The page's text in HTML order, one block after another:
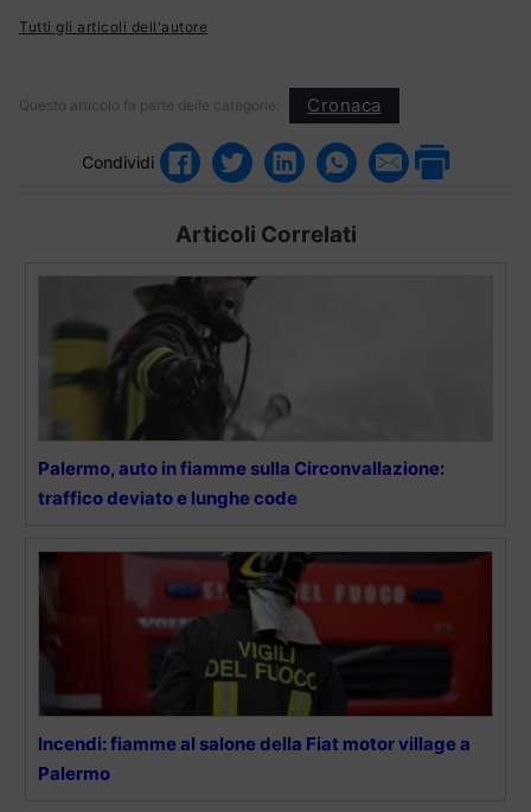
Tutti gli articoli dell'autore
Questo articolo fa parte delle categorie: Cronaca
Condividi
Articoli Correlati
Palermo, auto in fiamme sulla Circonvallazione:
traffico deviato e lunghe code
Incendi: fiamme al salone della Fiat motor village a
Palermo